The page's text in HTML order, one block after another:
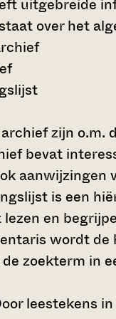
uitgebreide
over het
zijn o.m.
bevat
aanwijzingen
is een
en
wordt
zoekterm in
leestekens